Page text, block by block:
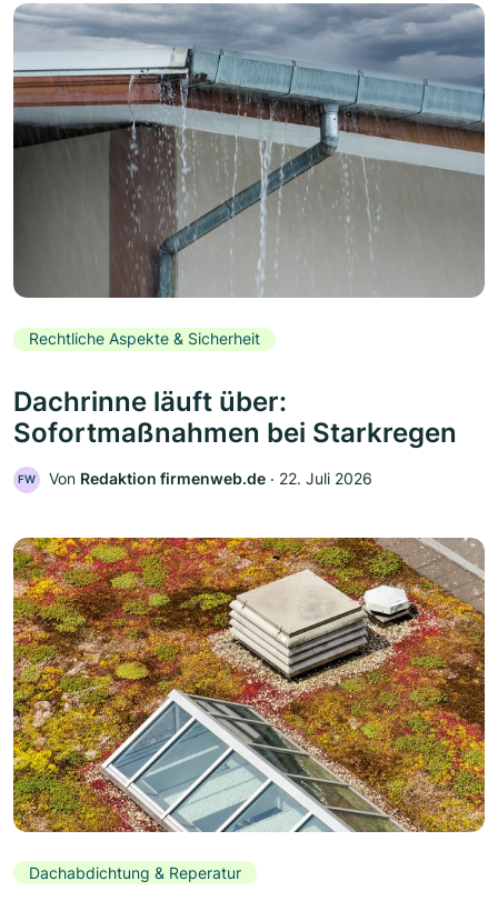
Rechtliche Aspekte & Sicherheit
Dachrinne läuft über:
Sofortmaßnahmen bei Starkregen
FW Von Redaktion firmenweb.de ‧ 22. Juli 2026
Dachabdichtung & Reperatur